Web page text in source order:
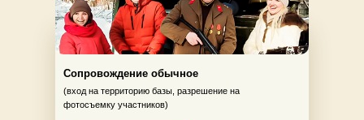
(вход на территорию базы, разрешение на
фотосъемку участников)
Сопровождение обычное